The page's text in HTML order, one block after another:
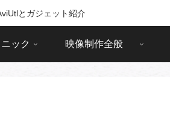
とガジェット紹介
ック 映像制作全般